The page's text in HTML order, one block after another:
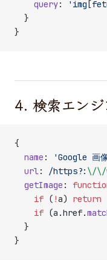
    query
:
  }
}
4. 検索エン
{
  name
: 'Google 画
  url
: /https?: \/\/
  getImage
:
    if
( !a) return
    if
(a.href.
  }
}